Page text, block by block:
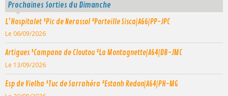
Blog
Prochaines Sorties du Dimanche
L'Hospitalet ¹Pic de Nerassol ²Porteille Sisca|A66|PP-JPC
Le 06/09/2026
Artigues ¹Campana de Cloutou ²La Montagnette|A64|DB-JMC
Le 13/09/2026
Esp de Vielha ¹Tuc de Sarrahéra ²Estanh Redon|A64|PH-MG